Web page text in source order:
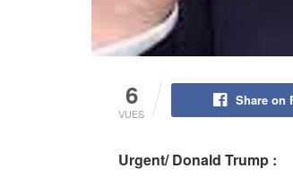
6
VUES
Share on
Urgent/Donald Trump :